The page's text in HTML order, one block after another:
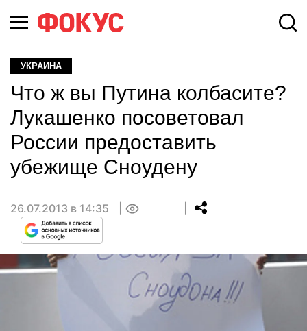
УКРАИНА
Что ж вы Путина колбасите?
Лукашенко посоветовал
России предоставить
убежище Сноудену
26.07.2013 в 14:35